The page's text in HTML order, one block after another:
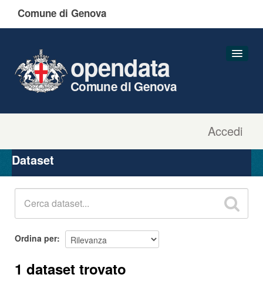
Comune di Genova
Accedi
opendata
Comune di Genova
Organizzazioni
Gruppi
Dataset
Ordina per
1 dataset trovato